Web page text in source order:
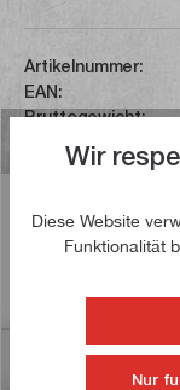
Artikelnummer:
EAN:
Bruttogewicht:
Mit diesem
werden. Der
Bewertungen
Wir
Diese Website
Funktionalität
Nur